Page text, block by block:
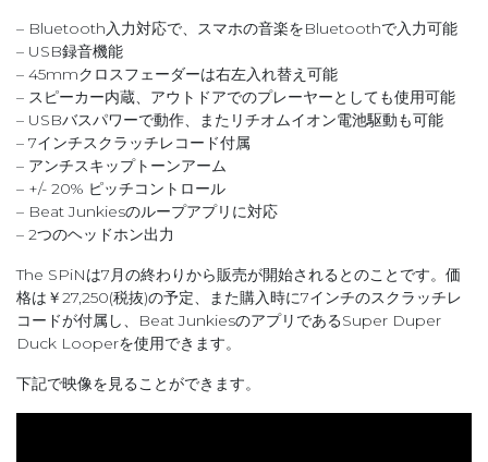
– Bluetooth入力対応で、スマホの音楽をBluetoothで入力可能
– USB録音機能
– 45mmクロスフェーダーは右左入れ替え可能
– スピーカー内蔵、アウトドアでのプレーヤーとしても使用可能
– USBバスパワーで動作、またリチオムイオン電池駆動も可能
– 7インチスクラッチレコード付属
– アンチスキップトーンアーム
– +/- 20% ピッチコントロール
– Beat Junkiesのループアプリに対応
– 2つのヘッドホン出力
The SPiNは7月の終わりから販売が開始されるとのことです。価
格は￥27,250(税抜)の予定、また購入時に7インチのスクラッチレ
コードが付属し、Beat JunkiesのアプリであるSuper Duper
Duck Looperを使用できます。
下記で映像を見ることができます。